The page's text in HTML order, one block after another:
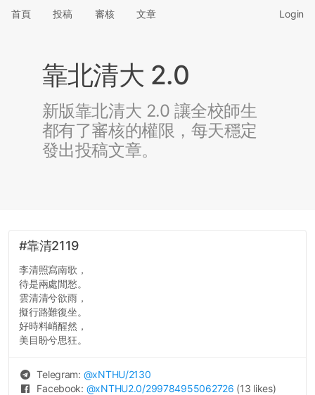
首頁 投稿 審核 文章 Login
靠北清大 2.0
新版靠北清大 2.0 讓全校師生
都有了審核的權限，每天穩定
發出投稿文章。
#靠清2119
李清照寫南歌，
待是兩處閒愁。
雲清清兮欲雨，
擬行路難復坐。
好時料峭醒然，
美目盼兮思狂。
Telegram: @xNTHU/2130
Facebook: @xNTHU2.0/299784955062726 (13 likes)